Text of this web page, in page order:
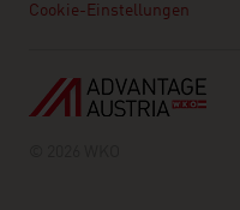
Cookie-Einstellungen